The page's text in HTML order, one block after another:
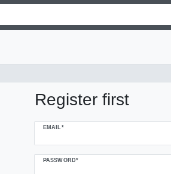
Register first
EMAIL*
PASSWORD*
Register